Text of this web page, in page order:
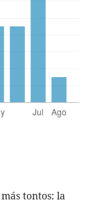
tontos: la